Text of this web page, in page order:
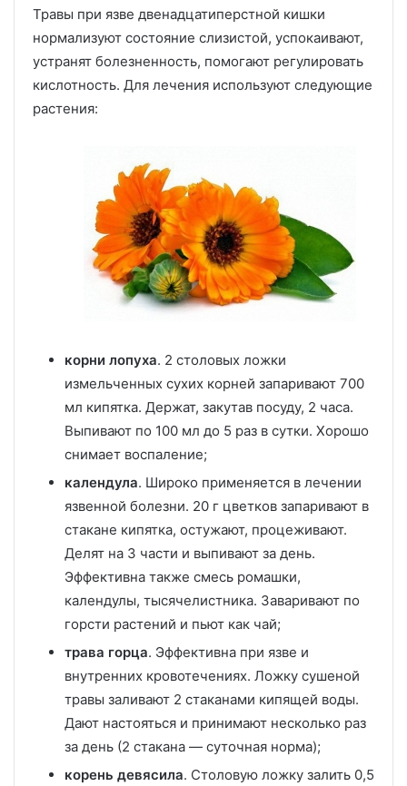
Травы при язве двенадцатиперстной кишки
нормализуют состояние слизистой, успокаивают,
устранят болезненность, помогают регулировать
кислотность. Для лечения используют следующие
растения:
корни лопуха. 2 столовых ложки
измельченных сухих корней запаривают 700
мл кипятка. Держат, закутав посуду, 2 часа.
Выпивают по 100 мл до 5 раз в сутки. Хорошо
снимает воспаление;
календула. Широко применяется в лечении
язвенной болезни. 20 г цветков запаривают в
стакане кипятка, остужают, процеживают.
Делят на 3 части и выпивают за день.
Эффективна также смесь ромашки,
календулы, тысячелистника. Заваривают по
горсти растений и пьют как чай;
трава горца. Эффективна при язве и
внутренних кровотечениях. Ложку сушеной
травы заливают 2 стаканами кипящей воды.
Дают настояться и принимают несколько раз
за день (2 стакана — суточная норма);
корень девясила. Столовую ложку залить 0,5